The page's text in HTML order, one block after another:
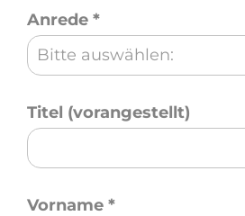
Anrede *
Bitte auswählen:
Titel (vorangestellt)
Vorname *